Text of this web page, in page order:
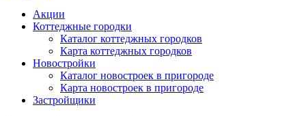
Акции
Коттеджные городки
Каталог коттеджных городков
Карта коттеджных городков
Новостройки
Каталог новостроек в пригороде
Карта новостроек в пригороде
Застройщики